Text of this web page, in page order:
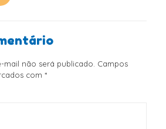
não será publicado. Campos
com *